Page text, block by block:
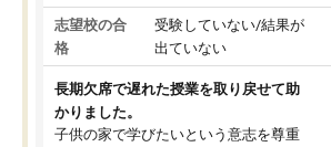
志望校の合
格
受験していない/結果が
出ていない
長期欠席で遅れた授業を取り戻せて助
かりました。
子供の家で学びたいという意志を尊重